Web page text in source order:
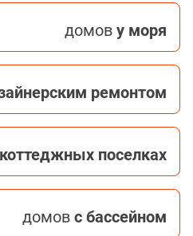
домов у моря
ремонтом
поселках
домов с бассейном